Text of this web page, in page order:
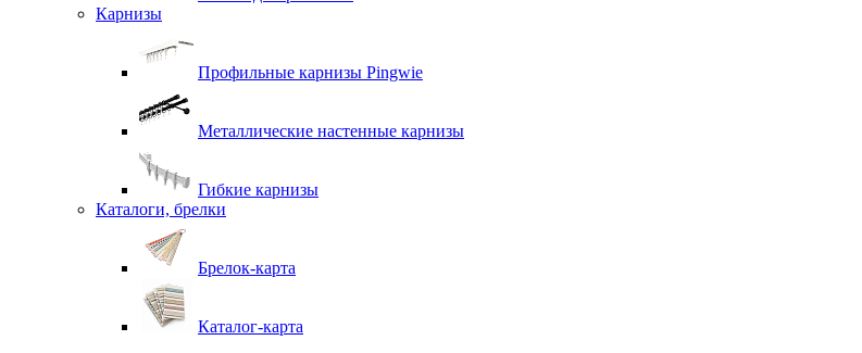
Карнизы
Профильные карнизы Pingwie
Металлические настенные карнизы
Гибкие карнизы
Каталоги, брелки
Брелок-карта
Каталог-карта